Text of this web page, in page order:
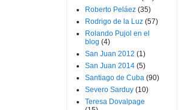
Roberto Peláez (35)
Rodrigo de la Luz (57)
Rolando Pujol en el
blog (4)
San Juan 2012 (1)
San Juan 2014 (5)
Santiago de Cuba (90)
Severo Sarduy (10)
Teresa Dovalpage